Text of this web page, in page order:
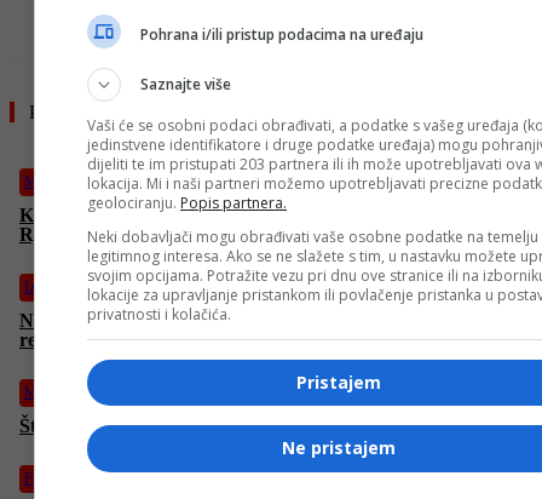
TAG # MAGAZIN ZELENI CAJ
Pročitajte još
Magazin
Kina pokrenula prve studije za obuku nastavnika AI-a:
Rješenje za sve veći manjak kadra
Izdvojeno
Neum dočekao bronzane vaterpoliste: Uspjeh U16
reprezentacije BiH važan korak za budućnost ovog sporta
Magazin
Šta se desi kad 7 dana ne koristiš mobitel?
Fudbal
Pohrana i/ili pristup podacima na uređaju
Saznajte više
Vaši će se osobni podaci obrađivati, a podatke s vašeg uređaja
jedinstvene identifikatore i druge podatke uređaja) mogu
dijeliti te im pristupati 203 partnera ili ih može upotrebljavati ova
lokacija. Mi i naši partneri možemo upotrebljavati precizne
geolociranju. Popis partnera.
Neki dobavljači mogu obrađivati vaše osobne podatke na temelju
legitimnog interesa. Ako se ne slažete s tim, u nastavku možete
svojim opcijama. Potražite vezu pri dnu ove stranice ili na
lokacije za upravljanje pristankom ili povlačenje pristanka u
privatnosti i kolačića.
Pristajem
Ne pristajem